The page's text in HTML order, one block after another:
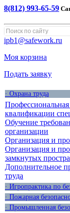
8(812) 993-65-59
ipb1@safework.ru
Моя корзина
Подать заявку
· Охрана труда
квалификации
Обучение
организации
Организация и
Организация и
замкнутых
Дополнительное
труда
· Игропрактика по
· Пожарная
· Промышленная